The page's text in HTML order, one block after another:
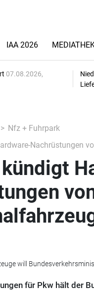
IAA 2026
07.08.2026,
Nfz + Fuhrpark
Nachrüstungen
will
für Pkw hält der